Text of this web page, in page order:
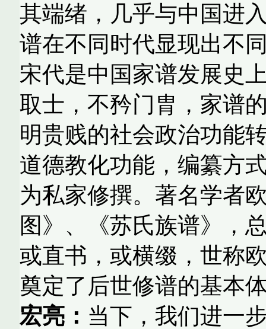
其端绪，几乎与中国进
谱在不同时代显现出不
宋代是中国家谱发展史
取士，不矜门胄，家谱
明贵贱的社会政治功能
道德教化功能，编纂方
为私家修撰。著名学者
图》、《苏氏族谱》，
或直书，或横缀，世称
奠定了后世修谱的基本
宏亮： 当下，我们进一